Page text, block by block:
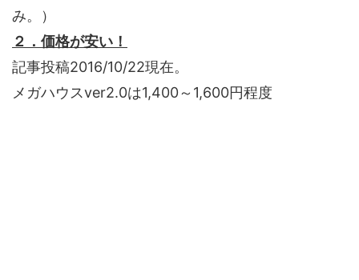
み。）
２．価格が安い！
記事投稿2016/10/22現在。
メガハウスver2.0は1,400～1,600円程度